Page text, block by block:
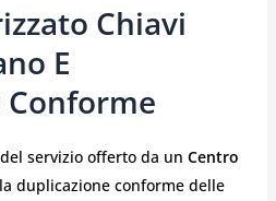
Chiavi
E
servizio offerto da un Centro
duplicazione conforme delle